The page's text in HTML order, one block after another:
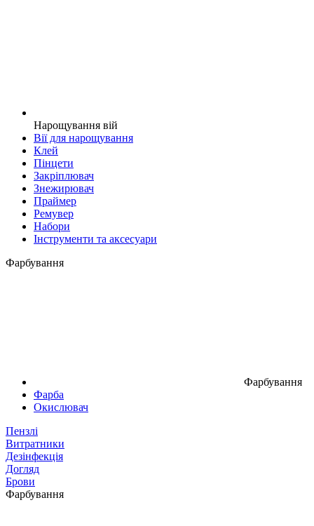
Нарощування вій
Вії для нарощування
Клей
Пінцети
Закріплювач
Знежирювач
Праймер
Ремувер
Набори
Інструменти та аксесуари
Фарбування
Фарбування
Фарба
Окислювач
Пензлі
Витратники
Дезінфекція
Догляд
Брови
Фарбування